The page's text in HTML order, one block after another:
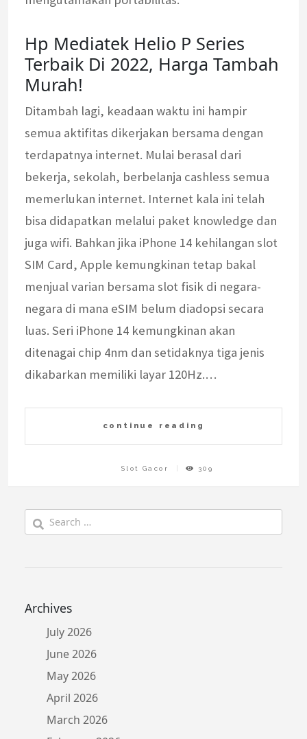
Hp Mediatek Helio P Series
Terbaik Di 2022, Harga Tambah
Murah!
Ditambah lagi, keadaan waktu ini hampir
semua aktifitas dikerjakan bersama dengan
terdapatnya internet. Mulai berasal dari
bekerja, sekolah, berbelanja cashless semua
memerlukan internet. Internet kala ini telah
bisa didapatkan melalui paket knowledge dan
juga wifi. Bahkan jika iPhone 14 kehilangan slot
SIM Card, Apple kemungkinan tetap bakal
menjual varian bersama slot fisik di negara-
negara di mana eSIM belum diadopsi secara
luas. Seri iPhone 14 kemungkinan akan
ditenagai chip 4nm dan setidaknya tiga jenis
dikabarkan memiliki layar 120Hz.…
continue reading
Slot Gacor 309
Search
for:
Archives
July 2026
June 2026
May 2026
April 2026
March 2026